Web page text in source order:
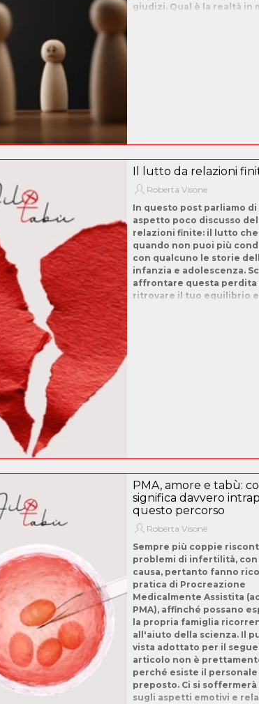
giudizi. Qual è la realtà in
Il lutto da relazioni
Roberta Visone
In questo post parliamo di
aspetto poco discusso
relazioni finite: il lutto che
quando non puoi più
con qualcuno le storie
infanzia e adolescenza.
affrontare questa perdita
ritrovare il tuo equilibrio
PMA, amore e tabù:
significa davvero
questo percorso
Roberta Visone
Sempre più coppie
problemi di infertilità, con
causa, pertanto fanno
pratica di Procreazione
Medicalmente Assistita
PMA), affinché possano
la propria famiglia
all'aiuto della scienza. Il
vista adottato per il
articolo non è
perché esiste il
preposto. Ci si
sugli aspetti emotivi e